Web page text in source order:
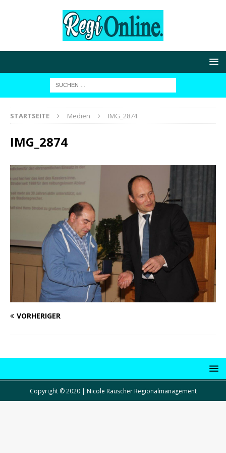
STARTSEITE Medien IMG_2874
IMG_2874
VORHERIGER
Copyright © 2020 | Nicole Rauscher Regionalmanagement